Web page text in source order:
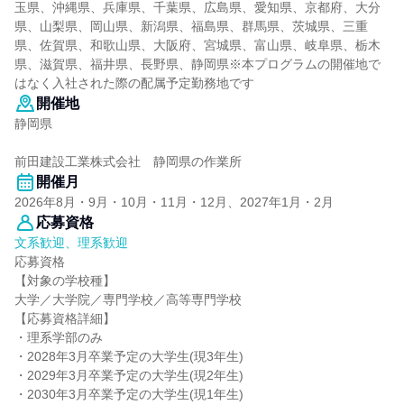
玉県、沖縄県、兵庫県、千葉県、広島県、愛知県、京都府、大分
県、山梨県、岡山県、新潟県、福島県、群馬県、茨城県、三重
県、佐賀県、和歌山県、大阪府、宮城県、富山県、岐阜県、栃木
県、滋賀県、福井県、長野県、静岡県※本プログラムの開催地で
はなく入社された際の配属予定勤務地です
開催地
静岡県
前田建設工業株式会社 静岡県の作業所
開催月
2026年8月・9月・10月・11月・12月、2027年1月・2月
応募資格
文系歓迎、理系歓迎
応募資格
【対象の学校種】
大学／大学院／専門学校／高等専門学校
【応募資格詳細】
・理系学部のみ
・2028年3月卒業予定の大学生(現3年生)
・2029年3月卒業予定の大学生(現2年生)
・2030年3月卒業予定の大学生(現1年生)